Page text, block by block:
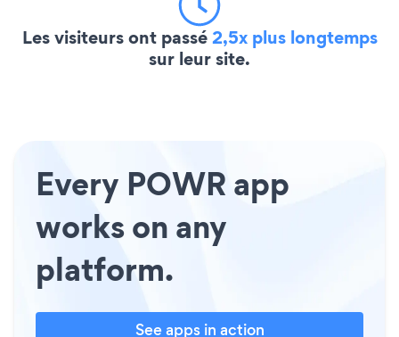
Les visiteurs ont passé2,5x plus longtemps
sur leur site.
Every POWR app
works on any
platform.
See apps in action